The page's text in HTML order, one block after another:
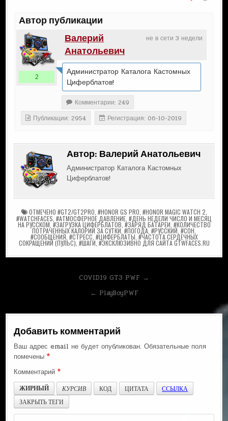
Автор публикации
не в сети 3 недели
Валерий
Анатольевич
2
Администратор Каталога Кастомных
Циферблатов!
Комментарии: 249
Публикации: 2954
Регистрация: 06-10-2019
Автор: Валерий Анатольевич
Администратор Каталога Кастомных
Циферблатов!
ОТМЕЧЕНО #GT2/GT2PRO #HONOR GS PRO #HONOR MAGIC WATCH 2
#WATCHFACES #АТМОСФЕРНОЕ ДАВЛЕНИЕ #ДЕНЬ НЕДЕЛИ ЧИСЛО И МЕСЯЦ
НА РУССКОМ #ЗАГРУЗКА ЦИФЕРБЛАТОВ #ЗАРЯД БАТАРЕИ #КОЛИЧЕСТВО
ПОТРАЧЕННЫХ КАЛОРИЙ ЗА СУТКИ,#ПОГОДА #РУССКИЙ #СОН
#СООБЩЕНИЯ #СТРЕСС #ЦИФЕРБЛАТЫ #ЧАСТОТА СЕРДЕЧНЫХ
СОКРАЩЕНИЙ (ПУЛЬС) #ШАГИ #ЭКСКЛЮЗИВНО ДЛЯ САЙТА GTWFACES.RU
НавигацияCOVID19 GT3 PWF →
← PlayBoyPWF
Добавить комментарий
Ваш адрес email не будет опубликован. Обязательные поля
помечены*
Комментарий*
ЖИРНЫЙ
КУРСИВ КОД ЦИТАТА
ССЫЛКА
ЗАКРЫТЬ ТЕГИ